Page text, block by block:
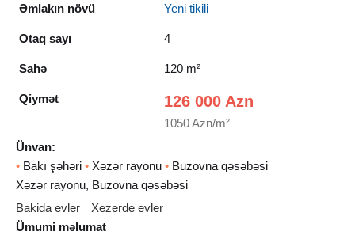
Əmlakın növü Yeni tikili
Otaq sayı 4
Sahə 120 m²
Qiymət 126 000 Azn
1050 Azn/m²
Ünvan:
• Bakı şəhəri • Xəzər rayonu • Buzovna qəsəbəsi
Xəzər rayonu, Buzovna qəsəbəsi
Bakida evler
Xezerde evler
Ümumi məlumat